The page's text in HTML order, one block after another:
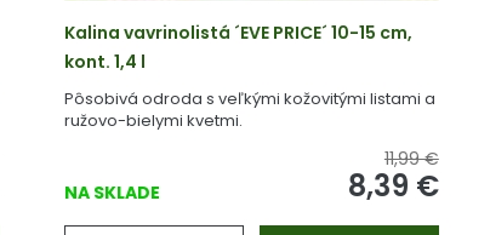
Kalina vavrinolistá ´EVE PRICE´ 10-15 cm,
kont. 1,4 l
Pôsobivá odroda s veľkými kožovitými listami a
ružovo-bielymi kvetmi.
NA SKLADE
11,99 €
8,39 €